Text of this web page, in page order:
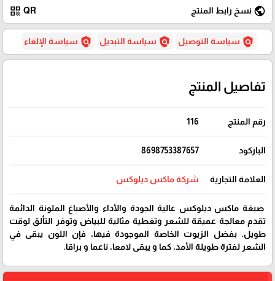
public نسخ رابط المنتج QR
qr_code
policy سياسة التوصيل policy سياسة التبديل policy سياسة الإلغاء
تفاصيل المنتج
رقم المنتج 116
الباركود 8698753387657
العلامة التجارية شركة ماكس ديلوكس
صبغة ماكس ديلوكس عالية الجودة والأداء والأصباغ الملونة الدائمة
تقدم معالجة عميقة للشعر وتغطية مثالية للبياض وتوفر التألق لوقت
طويل. بفضل الزيوت الخاصة الموجودة فيها، فإن اللون يبقى في
الشعر لفترة طويلة الأمد، كما و يبقى لامعا، ناعما و براقا.